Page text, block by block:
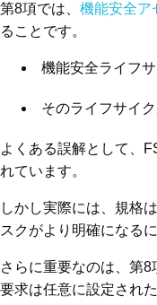
第8項では、 機能安全ア
ることです。
機能安全ライフ
そのライフサイ
よくある誤解として、
れています。
しかし実際には、規格
スクがより明確になる
さらに重要なのは、第
要求は任意に設定され